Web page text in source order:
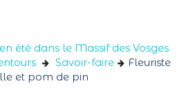
été dans le Massif des Vosges
Savoir-faire
Fleuriste
et pom de pin